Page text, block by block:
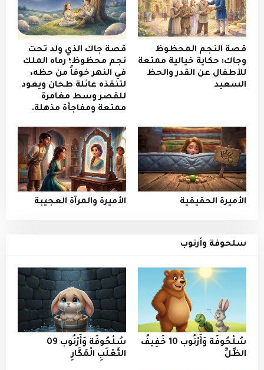
قصة النجم المحظوظ
وجاك: حكاية خيالية ممتعة
للأطفال عن القدر والحظ
السعيد
قصة جاك الذي ولد تحت
نجم محظوظ؛ رماه الملك
في النهر خوفاً من حظه،
لتنقذه عائلة طحان ويعود
للقصر وسط مغامرة
ممتعة ومفاجأة مذهلة.
الأميرة الحقيقية الأميرة والمرآة العجيبة
سلحوفة وأرنوب
سُلْحُوفَة وَأَرْنُوب 10 خَفِيفُ
الظِّلِّ
سُلْحُوفَة وَأَرْنُوب 09
الثَّعْلَبِ الْمَكَّارِ